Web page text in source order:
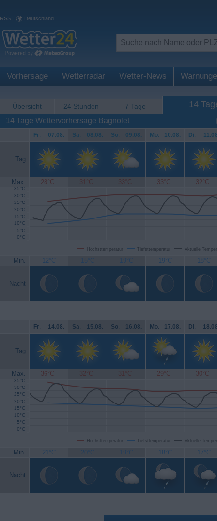
RSS | Deutschland
Vorhersage Wetterradar Wetter-News
Übersicht 24 Stunden 7 Tage 14
14 Tage Wettervorhersage Bagnolet
Fr. 07.08. Sa. 08.08. So. 09.08. Mo. 10.08. Di.
Tag
Max. 28°C 31°C 33°C 33°C 32°C
Höchsttemperatur Tiefsttemperatur Aktuelle
0°C
5°C
10°C
15°C
20°C
25°C
30°C
35°C
Min. 12°C 15°C 19°C 19°C 18°C
Nacht
Fr. 14.08. Sa. 15.08. So. 16.08. Mo. 17.08. Di.
Tag
Max. 36°C 32°C 31°C 29°C 30°C
Höchsttemperatur Tiefsttemperatur Aktuelle
0°C
5°C
10°C
15°C
20°C
25°C
30°C
35°C
Min. 21°C 20°C 19°C 18°C 17°C
Nacht